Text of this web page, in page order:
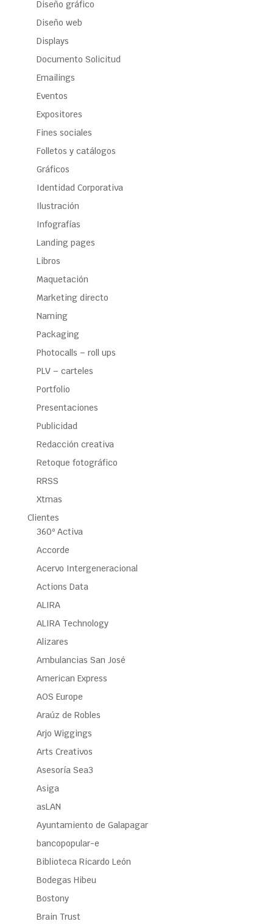
Diseño gráfico
Diseño web
Displays
Documento Solicitud
Emailings
Eventos
Expositores
Fines sociales
Folletos y catálogos
Gráficos
Identidad Corporativa
Ilustración
Infografías
Landing pages
Libros
Maquetación
Marketing directo
Naming
Packaging
Photocalls – roll ups
PLV – carteles
Portfolio
Presentaciones
Publicidad
Redacción creativa
Retoque fotográfico
RRSS
Xtmas
Clientes
360º Activa
Accorde
Acervo Intergeneracional
Actions Data
ALIRA
ALIRA Technology
Alizares
Ambulancias San José
American Express
AOS Europe
Araúz de Robles
Arjo Wiggings
Arts Creativos
Asesoría Sea3
Asiga
asLAN
Ayuntamiento de Galapagar
bancopopular-e
Biblioteca Ricardo León
Bodegas Hibeu
Bostony
Brain Trust